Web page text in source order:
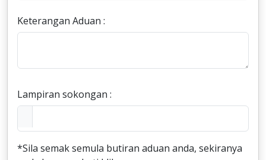
Keterangan Aduan :
Lampiran sokongan :
*Sila semak semula butiran aduan anda, sekiranya